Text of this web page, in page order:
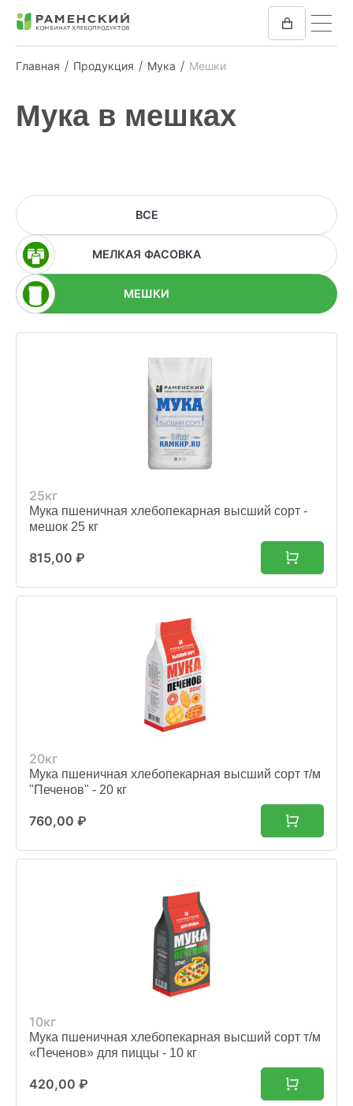
Главная Продукция Мука Мешки
Мука в мешках
ВСЕ
МЕЛКАЯ ФАСОВКА
МЕШКИ
25кг
Мука пшеничная хлебопекарная высший сорт -
мешок 25 кг
815,00 ₽
20кг
Мука пшеничная хлебопекарная высший сорт т/м
"Печенов" - 20 кг
760,00 ₽
10кг
Мука пшеничная хлебопекарная высший сорт т/м
«Печенов» для пиццы - 10 кг
420,00 ₽
МУКА
ПРЕСС-ЦЕНТР
ОТЗЫВЫ
ВАКАНСИИ
ЗАКУПКИ
ГДЕ КУПИТЬ
КОНТАКТЫ
8 (804) 700-18-14
ПРАЙС-ЛИСТ
КАЛЬКУЛЯТОР КОМБИКОРМА